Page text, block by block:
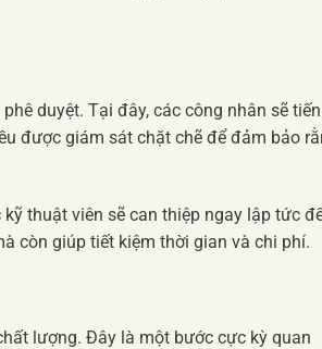
duyệt. Tại đây, các công nhân sẽ tiến
được giám sát chặt chẽ để đảm bảo
thuật viên sẽ can thiệp ngay lập tức
còn giúp tiết kiệm thời gian và chi phí.
lượng. Đây là một bước cực kỳ quan